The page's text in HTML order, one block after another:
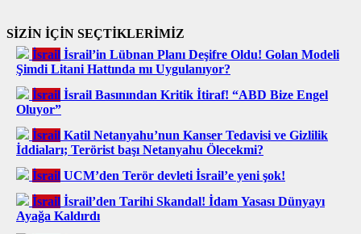
SİZİN İÇİN SEÇTİKLERİMİZ
İsrail İsrail’in Lübnan Planı Deşifre Oldu! Golan Modeli
Şimdi Litani Hattında mı Uygulanıyor?
İsrail İsrail Basınından Kritik İtiraf! “ABD Bize Engel
Oluyor”
İsrail Katil Netanyahu’nun Kanser Tedavisi ve Gizlilik
İddiaları; Terörist başı Netanyahu Ölecekmi?
İsrail UCM’den Terör devleti İsrail’e yeni şok!
İsrail İsrail’den Tarihi Skandal! İdam Yasası Dünyayı
Ayağa Kaldırdı